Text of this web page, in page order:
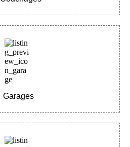
Garages